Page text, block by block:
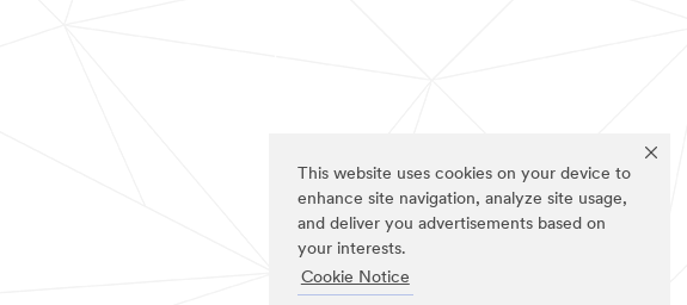
This website uses cookies on your device to
enhance site navigation, analyze site usage,
and deliver you advertisements based on
your interests.
Cookie Notice